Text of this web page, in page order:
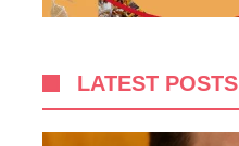
LATEST POSTS